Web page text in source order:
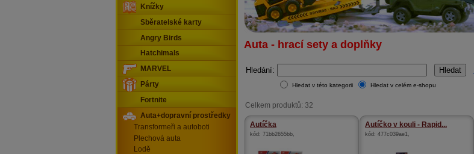
Auta - hrací sety a doplňky
Hledání:
Hledat v této kategorii Hledat v celém e-shopu
Celkem produktů: 32
Autíčka
kód: 71bb2655bb,
Autíčko v kouli - Rapid...
kód: 477c039ae1,
Knížky
Sběratelské karty
Angry Birds
Hatchimals
MARVEL
Párty
Fortnite
Auta+dopravní prostředky
Transformeři a autoboti
Plechová auta
Lodě